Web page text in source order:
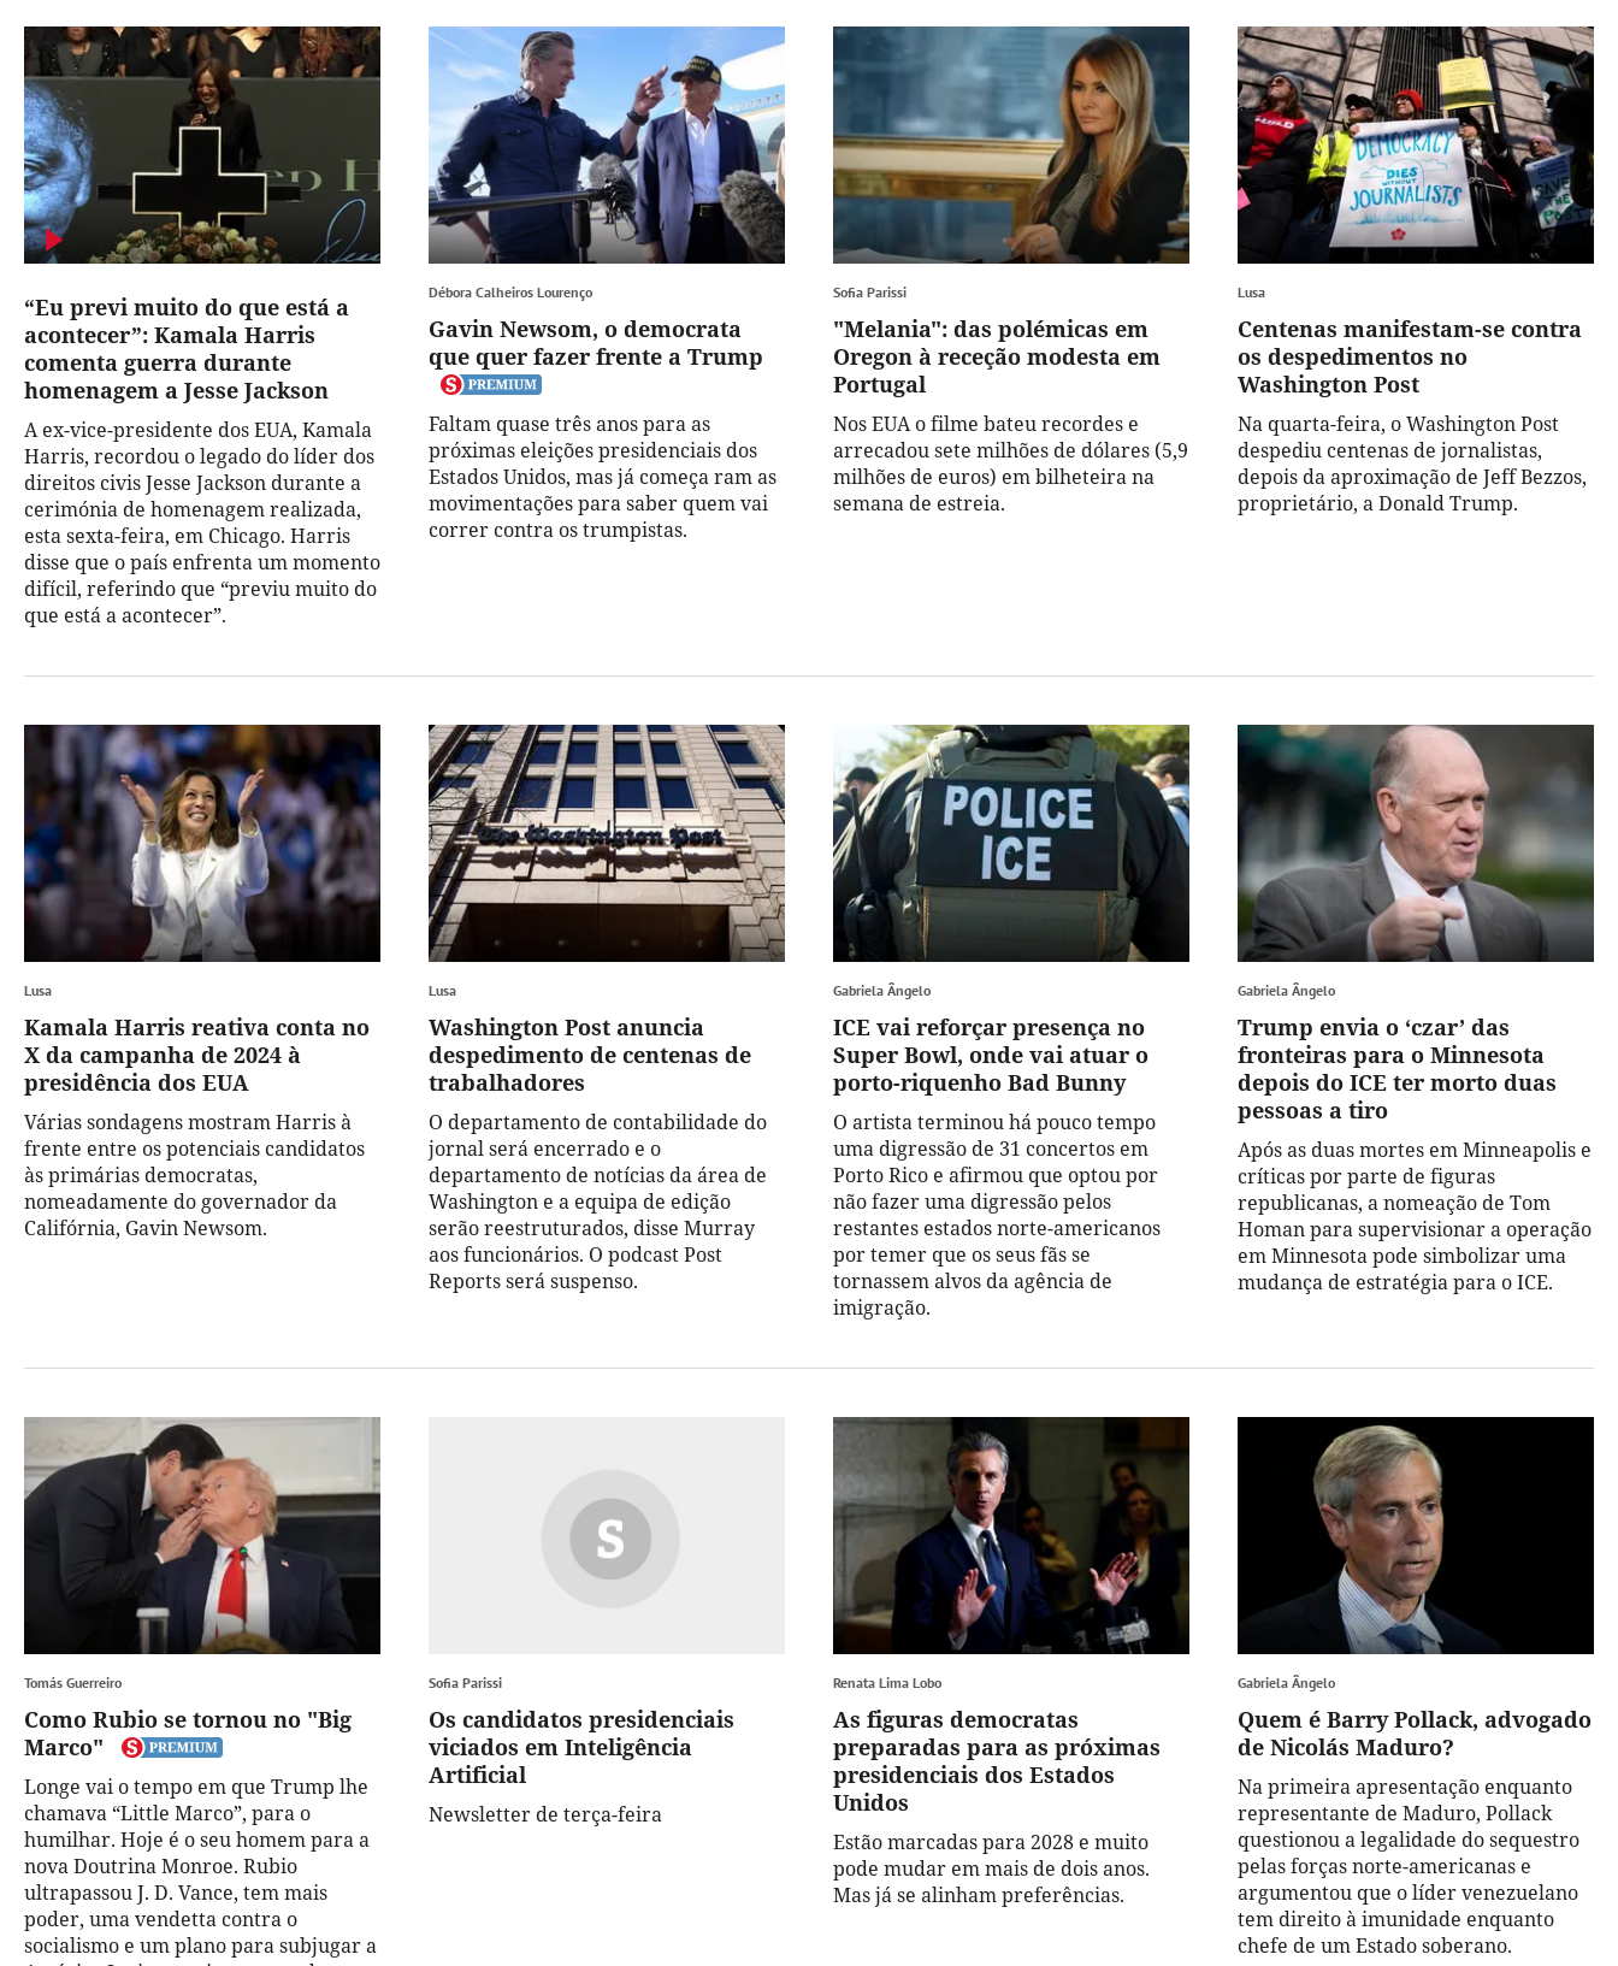
“Eu previ muito do que está a
acontecer”: Kamala Harris
comenta guerra durante
homenagem a Jesse Jackson
A ex-vice-presidente dos EUA, Kamala
Harris, recordou o legado do líder dos
direitos civis Jesse Jackson durante a
cerimónia de homenagem realizada,
esta sexta-feira, em Chicago. Harris
disse que o país enfrenta um momento
difícil, referindo que “previu muito do
que está a acontecer”.
Débora Calheiros Lourenço
Gavin Newsom, o democrata
que quer fazer frente a Trump
Faltam quase três anos para as
próximas eleições presidenciais dos
Estados Unidos, mas já começa ram as
movimentações para saber quem vai
correr contra os trumpistas.
Sofia Parissi
"Melania": das polémicas em
Oregon à receção modesta em
Portugal
Nos EUA o filme bateu recordes e
arrecadou sete milhões de dólares (5,9
milhões de euros) em bilheteira na
semana de estreia.
Lusa
Centenas manifestam-se contra
os despedimentos no
Washington Post
Na quarta-feira, o Washington Post
despediu centenas de jornalistas,
depois da aproximação de Jeff Bezzos,
proprietário, a Donald Trump.
Lusa
Kamala Harris reativa conta no
X da campanha de 2024 à
presidência dos EUA
Várias sondagens mostram Harris à
frente entre os potenciais candidatos
às primárias democratas,
nomeadamente do governador da
Califórnia, Gavin Newsom.
Lusa
Washington Post anuncia
despedimento de centenas de
trabalhadores
O departamento de contabilidade do
jornal será encerrado e o
departamento de notícias da área de
Washington e a equipa de edição
serão reestruturados, disse Murray
aos funcionários. O podcast Post
Reports será suspenso.
Gabriela Ângelo
ICE vai reforçar presença no
Super Bowl, onde vai atuar o
porto-riquenho Bad Bunny
O artista terminou há pouco tempo
uma digressão de 31 concertos em
Porto Rico e afirmou que optou por
não fazer uma digressão pelos
restantes estados norte-americanos
por temer que os seus fãs se
tornassem alvos da agência de
imigração.
Gabriela Ângelo
Trump envia o ‘czar’ das
fronteiras para o Minnesota
depois do ICE ter morto duas
pessoas a tiro
Após as duas mortes em Minneapolis e
críticas por parte de figuras
republicanas, a nomeação de Tom
Homan para supervisionar a operação
em Minnesota pode simbolizar uma
mudança de estratégia para o ICE.
Tomás Guerreiro
Como Rubio se tornou no "Big
Marco"
Longe vai o tempo em que Trump lhe
chamava “Little Marco”, para o
humilhar. Hoje é o seu homem para a
nova Doutrina Monroe. Rubio
ultrapassou J. D. Vance, tem mais
poder, uma vendetta contra o
socialismo e um plano para subjugar a
Sofia Parissi
Os candidatos presidenciais
viciados em Inteligência
Artificial
Newsletter de terça-feira
Renata Lima Lobo
As figuras democratas
preparadas para as próximas
presidenciais dos Estados
Unidos
Estão marcadas para 2028 e muito
pode mudar em mais de dois anos.
Mas já se alinham preferências.
Gabriela Ângelo
Quem é Barry Pollack, advogado
de Nicolás Maduro?
Na primeira apresentação enquanto
representante de Maduro, Pollack
questionou a legalidade do sequestro
pelas forças norte-americanas e
argumentou que o líder venezuelano
tem direito à imunidade enquanto
chefe de um Estado soberano.